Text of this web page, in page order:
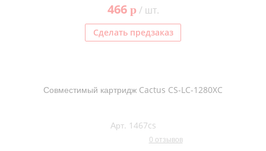
466 p/ шт.
Сделать предзаказ
Совместимый картридж Cactus CS-LC-1280XC
Арт. 1467cs
0 отзывов